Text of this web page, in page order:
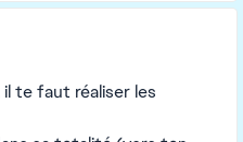
te faut réaliser les